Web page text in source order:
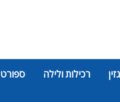
רכילות ולילה ספורט